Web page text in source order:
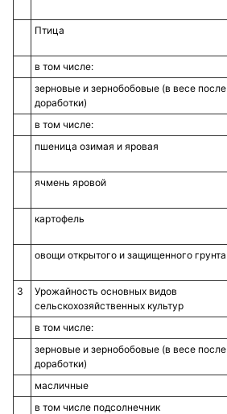
Птица
в том числе:
зерновые и зернобобовые (в весе после
доработки)
в том числе:
пшеница озимая и яровая
ячмень яровой
картофель
овощи открытого и защищенного грунта
3
Урожайность основных видов
сельскохозяйственных культур
в том числе:
зерновые и зернобобовые (в весе после
доработки)
масличные
в том числе подсолнечник